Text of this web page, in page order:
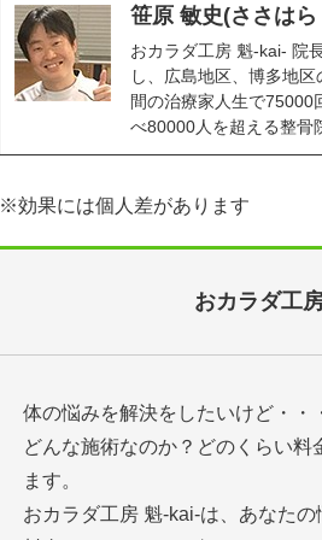
笹原 敏史(ささは
おカラダ工房 魁-kai- 院
し、広島地区、博多地
間の治療家人生で75000
べ80000人を超える整骨
※効果には個人差があります
おカラダ工
体の悩みを解決をしたいけど・・
どんな施術なのか？どのくらい
ます。
おカラダ工房 魁-kai-は、あなた